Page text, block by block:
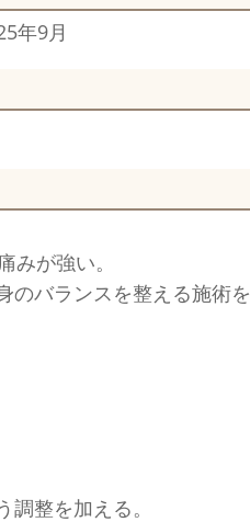
年9月
が強い。
のバランスを整える施術を
整を加える。